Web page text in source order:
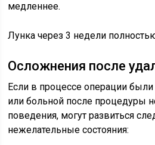
медленнее.
Лунка через 3 недели
Осложнения после
Если в процессе операции
или больной после процедуры
поведения, могут развиться
нежелательные состояния: